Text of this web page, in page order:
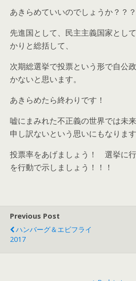
あきらめていいのでしょうか？？？
先進国として、民主主義国家とし
かりと総括して、
次期総選挙で投票という形で自公
かないと思います。
あきらめたら終わりです！
嘘にまみれた不正義の世界では未
申し訳ないという思いにもなります
投票率をあげましょう！ 選挙に
を行動で示しましょう！！！
Previous Post
ハンバーグ＆エビフライ
2017